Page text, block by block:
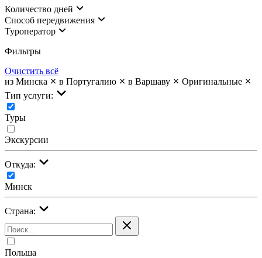
Количество дней
Cпособ передвижения
Туроператор
Фильтры
Очистить всё
из Минска
в Португалию в Варшаву
Оригинальные
Тип услуги:
Туры
Экскурсии
Откуда:
Минск
Страна:
Польша